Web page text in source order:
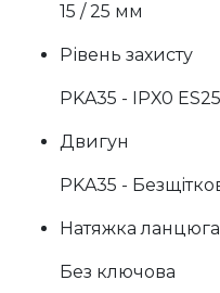
15 / 25 мм
Рівень захисту
PKA35 - IPX0
Двигун
PKA35 -
Натяжка ланцюга
Без ключова